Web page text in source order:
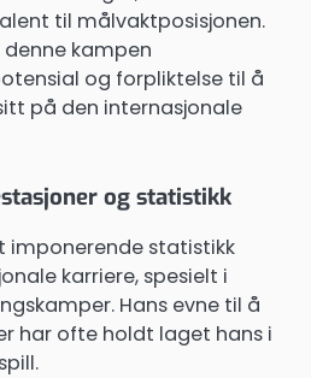
til målvaktposisjonen.
kampen
og forpliktelse til å
på den internasjonale
og statistikk
imponerende statistikk
karriere, spesielt i
Hans evne til å
har ofte holdt laget hans i